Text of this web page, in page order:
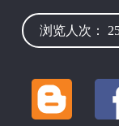
浏览人次：